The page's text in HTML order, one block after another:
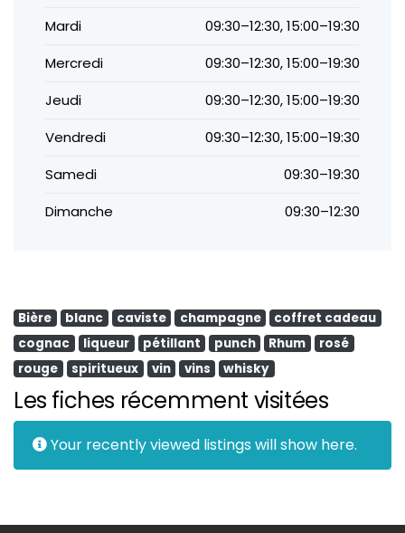
Mardi
09:30–12:30, 15:00–19:30
Mercredi
09:30–12:30, 15:00–19:30
Jeudi
09:30–12:30, 15:00–19:30
Vendredi
09:30–12:30, 15:00–19:30
Samedi
09:30–19:30
Dimanche
09:30–12:30
Bière blanc caviste champagne
coffret cadeau
cognac
liqueur pétillant punch Rhum
rosé
rouge
spiritueux vin vins whisky
Les fiches récemment visitées
Your recently viewed listings will show here.